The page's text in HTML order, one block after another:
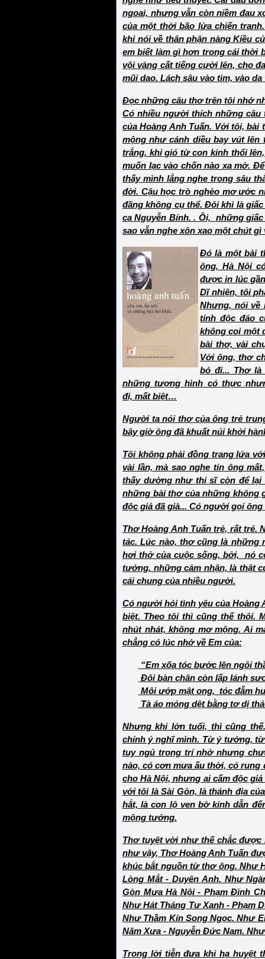
ngoai, nhưng vẫn còn niềm đau
của một thời bão lửa chiến
khi nói về thân phận nàng Kiều
em biết làm gì hơn trong cái thời
vội vàng cất tiếng cười lên, cho
mũi dao. Lách sâu vào tim, vào da
Đọc những câu thơ trên tôi nhớ
Có nhiều người thích những
của Hoàng Anh Tuấn. Với tôi,
mộng như cánh diều bay vút lên
trắng, khi gió từ con kinh thổi
muốn lạc vào chốn nào xa mờ.
thấy mình lắng nghe trong sâu
đời. Cậu học trò nghèo mơ ước
đãng không cụ thể. Đôi khi là
ca Nguyễn Bính. . Ôi, những
sao vẫn nghe xôn xao một chút
Đó là một bài
ông, Hà Nội
được in lúc
Dĩ nhiện, tôi
Nhưng, nói về
tính độc đáo
không coi một
bài thơ, vài
Với ông, thơ
bỏ đi... Thơ là
những tượng hình có thực
đi, mất biệt…
Người ta nói thơ của ông trẻ
bây giờ ông đã khuất núi khởi
Tôi không phải đồng trang lứa
vài lần, mà sao nghe tin ông
thấy dường như thi sĩ còn để lại
những bài thơ của những không
độc giả đã già... Có người gọi
Thơ Hoàng Anh Tuấn trẻ, rất trẻ.
tác. Lúc nào, thơ cũng là những
hơi thở của cuộc sống, bởi, nó
tưởng, những cảm nhận, là thật
cái chung của nhiều người.
Có người hỏi tình yêu của Hoàng
biệt. Theo tôi thì cũng thế thôi.
nhút nhát, không mơ mộng. Ai
chẳng có lúc nhớ về Em của:
“Em xõa tóc bước lên ngôi
Đôi bàn chân còn lấp lánh
Môi ướp mật ong, tóc đẫm
Tà áo mỏng dệt bằng tơ dị
Nhưng khi lớn tuổi, thì cũng
chính ý nghĩ mình. Từ ý tưởng,
tuy ngủ trong trí nhớ nhưng
nào, có cơn mưa ấu thời, có rung
cho Hà Nội, nhưng ai cấm độc
với tôi là Sài Gòn, là thánh địa
hắt, là con lộ ven bờ kinh dẫn
mộng tưởng.
Thơ tuyệt vời như thế chắc được
như vậy, Thơ Hoàng Anh Tuấn
khúc bắt nguồn từ thơ ông. Như
Lòng Mắt - Duyên Anh. Như
Gòn Mưa Hà Nội - Phạm Đình
Như Hát Tháng Tư Xanh - Phạm
Như Thầm Kín Song Ngọc. Như
Năm Xưa - Nguyễn Đức Nam.
Trong lời tiễn đưa khi hạ huyệt